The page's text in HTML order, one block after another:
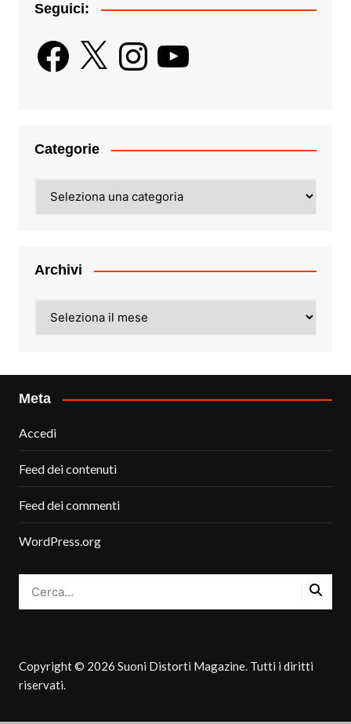
Seguici:
Facebook
X InstagramYouTube
Categorie
Archivi
Meta
Accedi
Feed dei contenuti
Feed dei commenti
WordPress.org
Copyright © 2026 Suoni Distorti Magazine. Tutti i diritti
riservati.